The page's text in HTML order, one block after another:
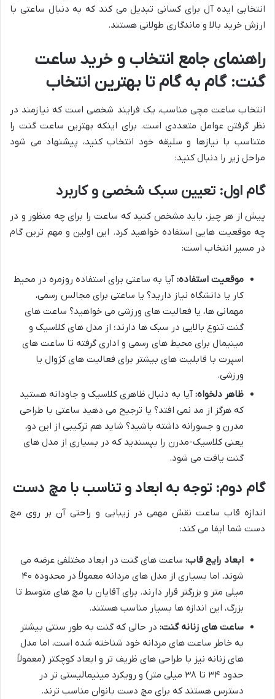
انتخابی ایده آل برای کسانی تبدیل می کند که به دنبال ساعتی با
ارزش خرید بالا و ماندگاری طولانی هستند.
راهنمای جامع انتخاب و خرید ساعت
گنت: گام به گام تا بهترین انتخاب
انتخاب ساعت مچی مناسب، یک فرایند شخصی است که نیازمند در
نظر گرفتن عوامل متعددی است. برای اینکه بهترین ساعت گنت را
متناسب با نیازها و سلیقه خود انتخاب کنید، پیشنهاد می شود
مراحل زیر را دنبال کنید:
گام اول: تعیین سبک شخصی و کاربرد
پیش از هر چیز، باید مشخص کنید که ساعت را برای چه منظور و در
چه موقعیت هایی استفاده خواهید کرد. این اولین و مهم ترین گام
در مسیر انتخاب است:
موقعیت استفاده: آیا به ساعتی برای استفاده روزمره در محیط
کار یا دانشگاه نیاز دارید؟ یا ساعتی برای مجالس رسمی،
مهمانی ها، یا فعالیت های ورزشی می خواهید؟ ساعت های
گنت تنوع بالایی در سبک ها دارند؛ از مدل های کلاسیک و
مینیمال برای محیط های رسمی و اداری گرفته تا ساعت های
اسپرت با قابلیت های بیشتر برای فعالیت های کژوال یا
ورزشی.
ظاهر دلخواه: آیا به دنبال ظاهری کلاسیک و جاودانه هستید
که هرگز از مد نمی افتد؟ یا ترجیح می دهید ساعتی با طراحی
مدرن و جسورانه داشته باشید؟ شاید هم ترکیبی از این دو،
یعنی کلاسیک-مدرن را بپسندید که در بسیاری از مدل های
گنت یافت می شود.
گام دوم: توجه به ابعاد و تناسب با مچ دست
اندازه قاب ساعت نقش مهمی در زیبایی و راحتی آن بر روی مچ
دست شما ایفا می کند:
ابعاد رایج قاب: ساعت های گنت در ابعاد مختلفی عرضه می
شوند، اما بسیاری از مدل های مردانه معمولاً در محدوده ۴۰
میلی متر و بزرگتر قرار دارند. برای آقایان با مچ های متوسط تا
بزرگ، این اندازه ها بسیار مناسب هستند.
ساعت های زنانه گنت: در حالی که گنت به طور سنتی بیشتر
به خاطر ساعت های مردانه خود شناخته شده است، اما مدل
های زنانه نیز با طراحی های ظریف تر و ابعاد کوچکتر (معمولاً
حدود ۳۴ تا ۳۸ میلی متر) و رویکرد مینیمالیستی تر در
دسترس هستند که برای مچ دست بانوان مناسب ترند.